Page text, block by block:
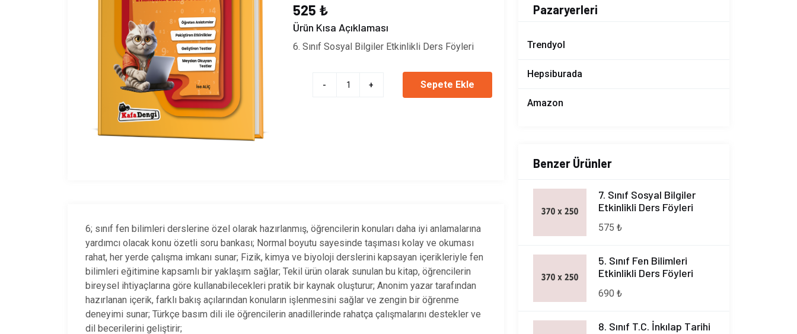
525 ₺
Ürün Kısa Açıklaması
6. Sınıf Sosyal Bilgiler Etkinlikli Ders Föyleri
- + Sepete Ekle
6; sınıf fen bilimleri derslerine özel olarak hazırlanmış, öğrencilerin konuları daha iyi anlamalarına
yardımcı olacak konu özetli soru bankası; Normal boyutu sayesinde taşıması kolay ve okuması
rahat, her yerde çalışma imkanı sunar; Fizik, kimya ve biyoloji derslerini kapsayan içerikleriyle fen
bilimleri eğitimine kapsamlı bir yaklaşım sağlar; Tekil ürün olarak sunulan bu kitap, öğrencilerin
bireysel ihtiyaçlarına göre kullanabilecekleri pratik bir kaynak oluşturur; Anonim yazar tarafından
hazırlanan içerik, farklı bakış açılarından konuların işlenmesini sağlar ve zengin bir öğrenme
deneyimi sunar; Türkçe basım dili ile öğrencilerin anadillerinde rahatça çalışmalarını destekler ve
dil becerilerini geliştirir;
Pazaryerleri
Trendyol
Hepsiburada
Amazon
Benzer Ürünler
7. Sınıf Sosyal Bilgiler
Etkinlikli Ders Föyleri
575 ₺
5. Sınıf Fen Bilimleri
Etkinlikli Ders Föyleri
690 ₺
8. Sınıf T.C. İnkılap Tarihi